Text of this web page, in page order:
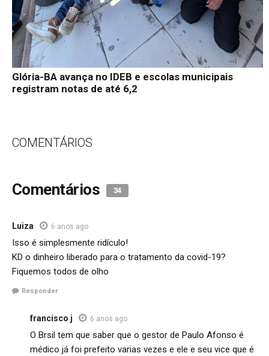
Glória-BA avança no IDEB e escolas municipais
registram notas de até 6,2
COMENTÁRIOS
Comentários 34
Luiza 6 anos ago
Isso é simplesmente ridículo!
KD o dinheiro liberado para o tratamento da covid-19?
Fiquemos todos de olho
Responder
francisco j 6 anos ago
O Brsil tem que saber que o gestor de Paulo Afonso é
médico já foi prefeito varias vezes e ele e seu vice que é